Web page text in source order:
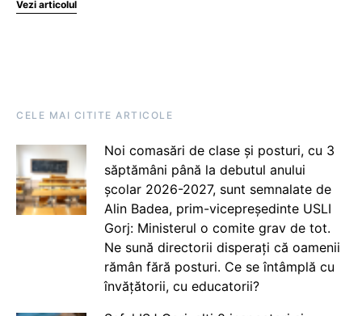
Vezi articolul
CELE MAI CITITE ARTICOLE
Noi comasări de clase și posturi, cu 3
săptămâni până la debutul anului
școlar 2026-2027, sunt semnalate de
Alin Badea, prim-vicepreședinte USLI
Gorj: Ministerul o comite grav de tot.
Ne sună directorii disperați că oamenii
rămân fără posturi. Ce se întâmplă cu
învățătorii, cu educatorii?